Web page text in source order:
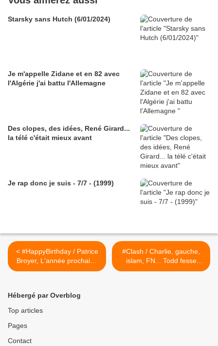
Starsky sans Hutch (6/01/2024)
Je m'appelle Zidane et en 82 avec
l'Algérie j'ai battu l'Allemagne
Des clopes, des idées, René Girard...
la télé c'était mieux avant
Je rap donc je suis - 7/7 - (1999)
< #HappyBirthday / Patrice
Broyer, L'année prochaine
à Abidjan
#Clash / Charlie, gauche,
islam, FN... Todd fesse
Joffrin-Mouchard
Hébergé par Overblog
Top articles
Pages
Contact